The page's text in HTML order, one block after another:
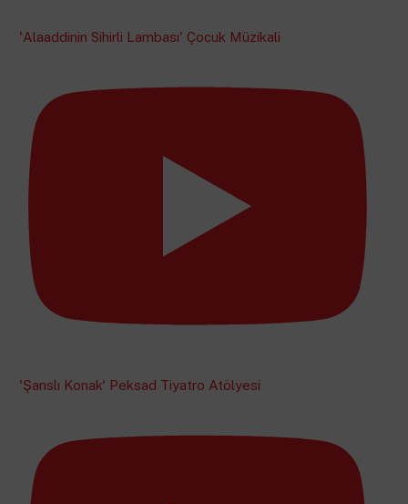
'Alaaddinin Sihirli Lambası' Çocuk Müzikali
'Şanslı Konak' Peksad Tiyatro Atölyesi